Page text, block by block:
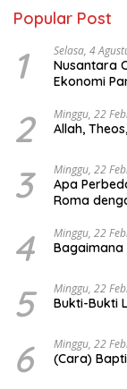
Popular Post
1 Selasa, 4
Nusantara
Ekonomi
Ekonomi
“Urgensi
Indonesia
2 Minggu, 22
Allah,
3 Minggu, 22
Apa
Roma
4 Minggu, 22
Bagaimana
5 Minggu, 22
Bukti-Bukti
6 Minggu, 22
(Cara)